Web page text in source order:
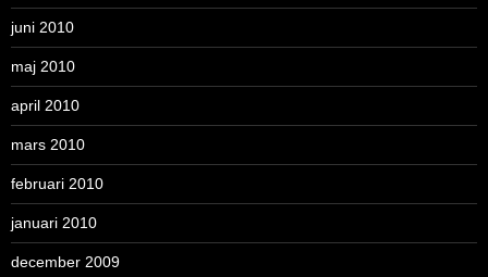
juni 2010
maj 2010
april 2010
mars 2010
februari 2010
januari 2010
december 2009